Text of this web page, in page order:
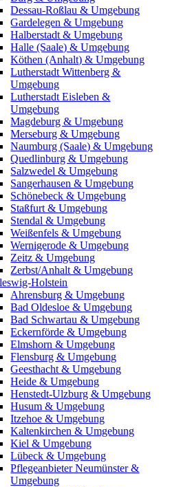
Dessau-Roßlau & Umgebung
Gardelegen & Umgebung
Halberstadt & Umgebung
Halle (Saale) & Umgebung
Köthen (Anhalt) & Umgebung
Lutherstadt Wittenberg &
Umgebung
Lutherstadt Eisleben &
Umgebung
Magdeburg & Umgebung
Merseburg & Umgebung
Naumburg (Saale) & Umgebung
Quedlinburg & Umgebung
Salzwedel & Umgebung
Sangerhausen & Umgebung
Schönebeck & Umgebung
Staßfurt & Umgebung
Stendal & Umgebung
Weißenfels & Umgebung
Wernigerode & Umgebung
Zeitz & Umgebung
Zerbst/Anhalt & Umgebung
Holstein
Ahrensburg & Umgebung
Bad Oldesloe & Umgebung
Bad Schwartau & Umgebung
Eckernförde & Umgebung
Elmshorn & Umgebung
Flensburg & Umgebung
Geesthacht & Umgebung
Heide & Umgebung
Henstedt-Ulzburg & Umgebung
Husum & Umgebung
Itzehoe & Umgebung
Kaltenkirchen & Umgebung
Kiel & Umgebung
Lübeck & Umgebung
Pflegeanbieter Neumünster &
Umgebung